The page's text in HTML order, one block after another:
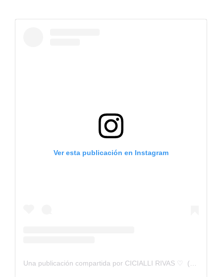
Ver esta publicación en Instagram
Una publicación compartida por CICIALLI RIVAS ♡ ︎ (@cicialli_rivas)